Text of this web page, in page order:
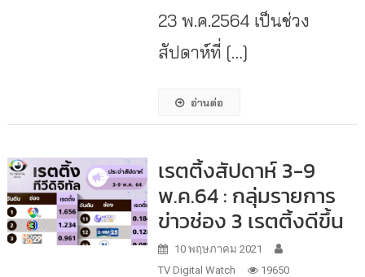
23 พ.ค.2564 เป็นช่วง
สัปดาห์ที่ […]
อ่านต่อ
เรตติ้งสัปดาห์ 3-9
พ.ค.64 : กลุ่มรายการ
ข่าวช่อง 3 เรตติ้งดีขึ้น
10 พฤษภาคม 2021
TV Digital Watch
19650